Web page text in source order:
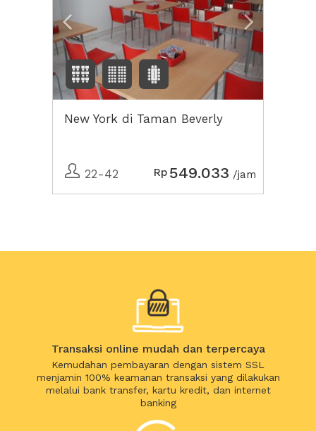
New York di Taman Beverly
22-42 Rp 549.033 /jam
Transaksi online mudah dan terpercaya
Kemudahan pembayaran dengan sistem SSL
menjamin 100% keamanan transaksi yang dilakukan
melalui bank transfer, kartu kredit, dan internet
banking